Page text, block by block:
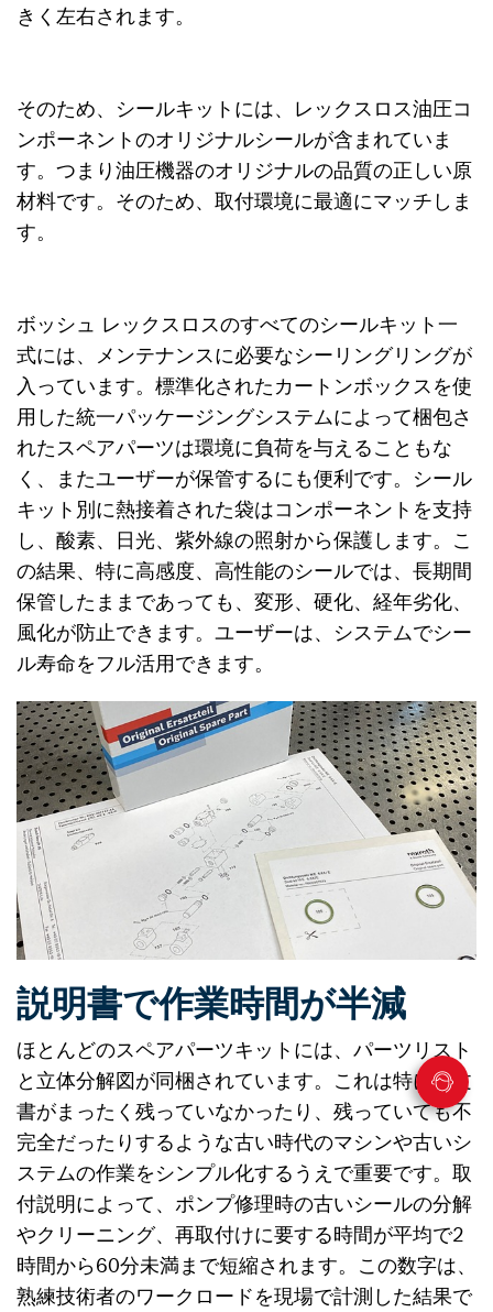
きく左右されます。
そのため、シールキットには、レックスロス油圧コ
ンポーネントのオリジナルシールが含まれていま
す。つまり油圧機器のオリジナルの品質の正しい原
材料です。そのため、取付環境に最適にマッチしま
す。
ボッシュ レックスロスのすべてのシールキット一
式には、メンテナンスに必要なシーリングリングが
入っています。標準化されたカートンボックスを使
用した統一パッケージングシステムによって梱包さ
れたスペアパーツは環境に負荷を与えることもな
く、またユーザーが保管するにも便利です。シール
キット別に熱接着された袋はコンポーネントを支持
し、酸素、日光、紫外線の照射から保護します。こ
の結果、特に高感度、高性能のシールでは、長期間
保管したままであっても、変形、硬化、経年劣化、
風化が防止できます。ユーザーは、システムでシー
ル寿命をフル活用できます。
説明書で作業時間が半減
ほとんどのスペアパーツキットには、パーツリスト
と立体分解図が同梱されています。これは特に紙文
書がまったく残っていなかったり、残っていても不
完全だったりするような古い時代のマシンや古いシ
ステムの作業をシンプル化するうえで重要です。取
付説明によって、ポンプ修理時の古いシールの分解
やクリーニング、再取付けに要する時間が平均で2
時間から60分未満まで短縮されます。この数字は、
熟練技術者のワークロードを現場で計測した結果で